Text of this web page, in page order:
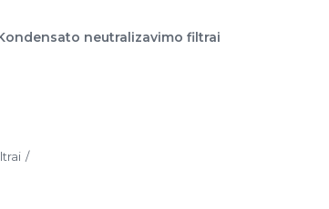
neutralizavimo filtrai